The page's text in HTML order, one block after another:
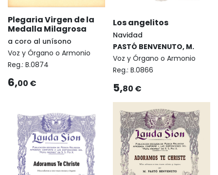
Plegaria Virgen de la
Medalla Milagrosa
a coro al unísono
Voz y Órgano o Armonio
Reg.: B.0874
6,00 €
Los angelitos
Navidad
PASTÓ BENVENUTO, M.
Voz y Órgano o Armonio
Reg.: B.0866
5,80 €